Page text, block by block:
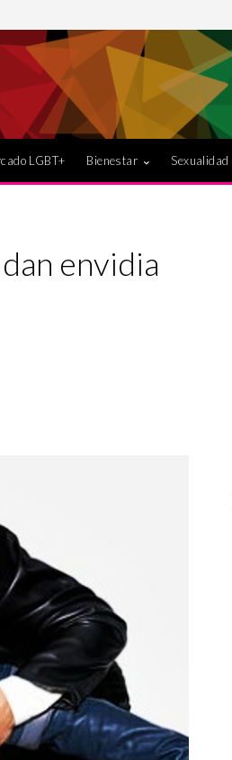
LGBT+ Bienestar Sexualidad
envidia